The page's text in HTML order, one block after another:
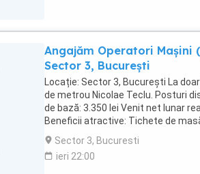
perioada nedeterminata cu
lucru: 8 ore (8.30-17.00), de Luni-
CLIENTI, din Bucuresti si zone
tara, de o zi doua, cu cazare
Angajăm Operatori
Sector 3, București
Locație: Sector 3, București La
de metrou Nicolae Teclu. Posturi
de bază: 3.350 lei Venit net lunar
Beneficii atractive: Tichete de
Crăciun 1 salariu Bonus de Paște
beneficii oferite de companie
schimbul 1 + 1 zi liberă 4 zile
Sector 3, Bucuresti
ieri 22:00